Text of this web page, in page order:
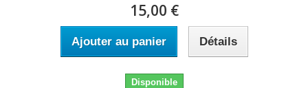
15,00 €
Ajouter au panier Détails
Disponible